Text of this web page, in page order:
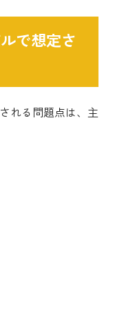
で想定さ
れる問題点は、主